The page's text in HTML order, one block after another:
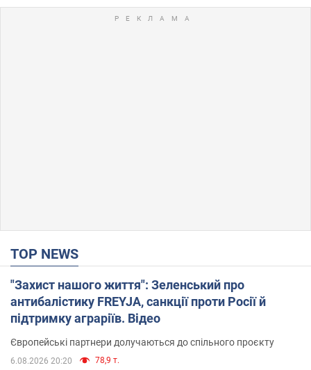
TOP NEWS
"Захист нашого життя": Зеленський про
антибалістику FREYJA, санкції проти Росії й
підтримку аграріїв. Відео
Європейські партнери долучаються до спільного проєкту
6.08.2026 20:20 78,9 т.